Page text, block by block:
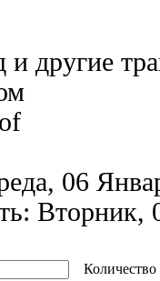
другие
06
Вторник,
Количество